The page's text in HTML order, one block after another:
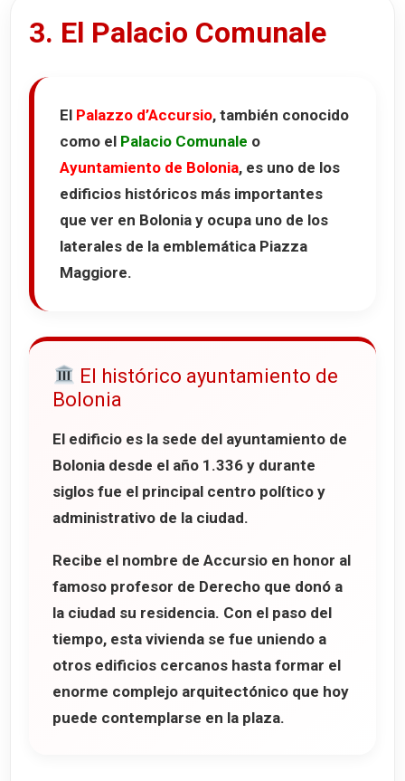
3. El Palacio Comunale
El Palazzo d’Accursio, también conocido
como el Palacio Comunale o
Ayuntamiento de Bolonia, es uno de los
edificios históricos más importantes
que ver en Bolonia y ocupa uno de los
laterales de la emblemática Piazza
Maggiore.
El histórico ayuntamiento de
Bolonia
El edificio es la sede del ayuntamiento de
Bolonia desde el año 1.336 y durante
siglos fue el principal centro político y
administrativo de la ciudad.
Recibe el nombre de Accursio en honor al
famoso profesor de Derecho que donó a
la ciudad su residencia. Con el paso del
tiempo, esta vivienda se fue uniendo a
otros edificios cercanos hasta formar el
enorme complejo arquitectónico que hoy
puede contemplarse en la plaza.